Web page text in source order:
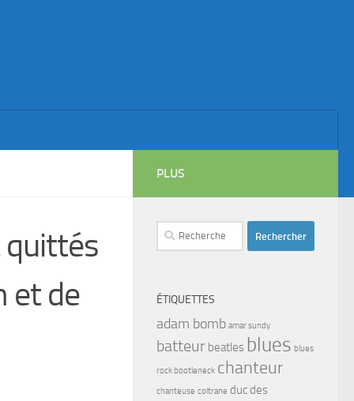
quittés
et de
PLUS
Rechercher :
ÉTIQUETTES
adam bomb amar sundy
batteur beatles blues blues
rock bootleneck chanteur
chanteuse coltrane duc des